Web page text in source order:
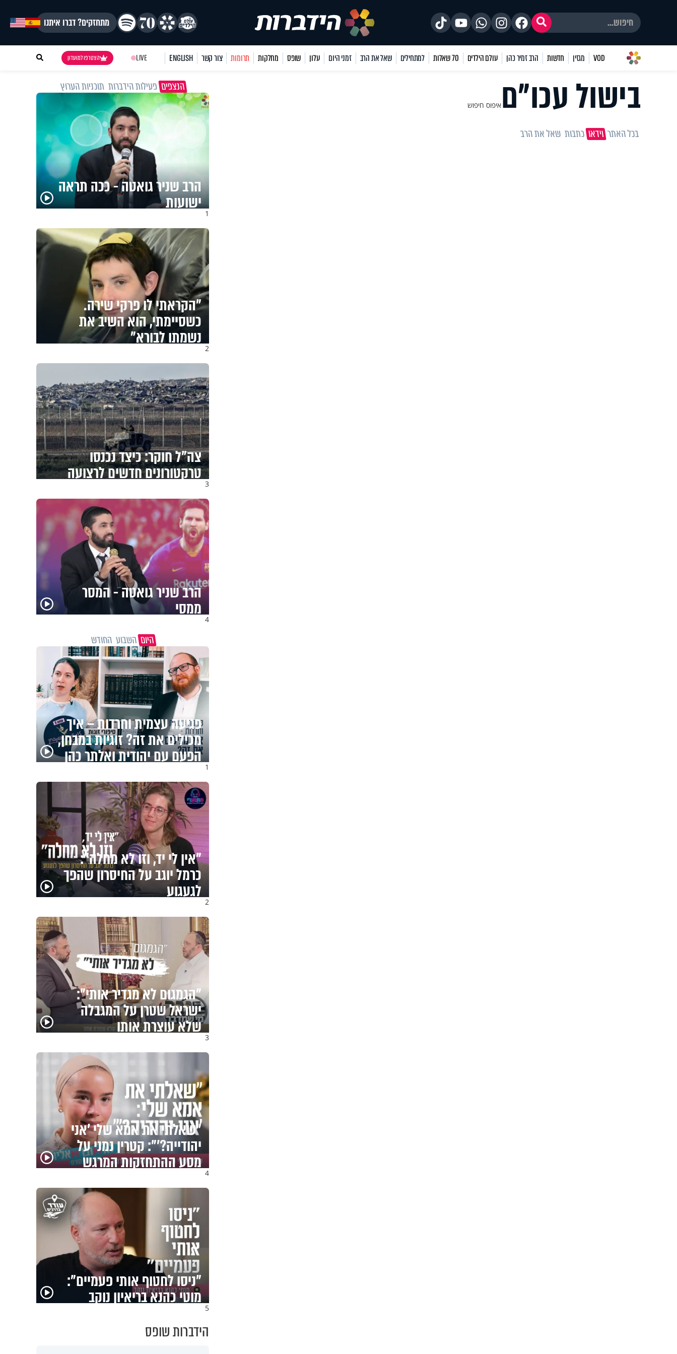
מתחזקים? דברו איתנו
VOD מגזין חדשות הרב זמיר כהן עולם הילדים 70 שאלות למתחילים שאל את הרב זמני היום עלון שופס מחלקות תרומות צור קשר ENGLISH
LIVE הצטרפו למועדון
בישול עכו"םאיפוס חיפוש
בכל האתר וידאו כתבות שאל את הרב
הנצפיםפעילות הידברות תוכניות הערוץ
1
הרב שניר גואטה - ככה תראה
ישועות
2
"הקראתי לו פרקי שירה.
כשסיימתי, הוא השיב את
נשמתו לבורא"
3
צה"ל חוקר: כיצד נכנסו
טרקטורונים חדשים לרצועה
4
הרב שניר גואטה - המסר
ממסי
היוםהשבוע החודש
1
פגיעה עצמית וחרדות – איך
מכילים את זה? זוגיות במבחן,
הפעם עם יהודית ואלתר כהן
2
"אין לי יד, וזו לא מחלה":
כרמל יוגב על החיסרון שהפך
לגעגוע
3
"הגמגום לא מגדיר אותי":
ישראל שטרן על המגבלה
שלא עוצרת אותו
4
"שאלתי את אמא שלי 'אני
יהודייה?'": קטרין נמני על
מסע ההתחזקות המרגש
5
"ניסו לחטוף אותי פעמיים":
מוטי כהנא בריאיון נוקב
הידברות שופס